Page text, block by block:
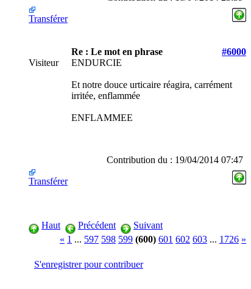
Transférer
Re : Le mot en phrase
#6000
Visiteur
ENDURCIE
Et notre douce urticaire réagira, carrément
irritée, enflammée
ENFLAMMEE
Contribution du : 19/04/2014 07:47
Transférer
Haut Précédent
Suivant
« 1 ... 597 598 599 (600) 601 602 603 ... 1726 »
S'enregistrer pour contribuer